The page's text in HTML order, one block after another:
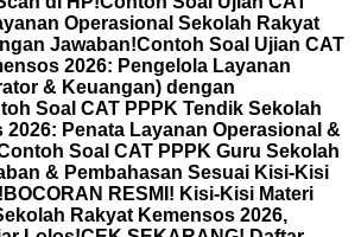
Operasional Sekolah Rakyat
Jawaban!Contoh Soal Ujian CAT
2026: Pengelola Layanan
& Keuangan) dengan
Soal CAT PPPK Tendik Sekolah
2026: Penata Layanan Operasional &
Soal CAT PPPK Guru Sekolah
& Pembahasan Sesuai Kisi-Kisi
BOCORAN RESMI! Kisi-Kisi Materi
Rakyat Kemensos 2026,